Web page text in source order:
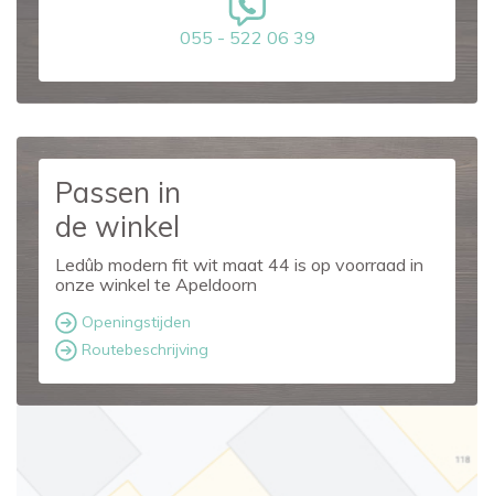
055 - 522 06 39
Passen in
de winkel
Ledûb modern fit wit maat 44 is op voorraad in
onze winkel te Apeldoorn
Openingstijden
Routebeschrijving